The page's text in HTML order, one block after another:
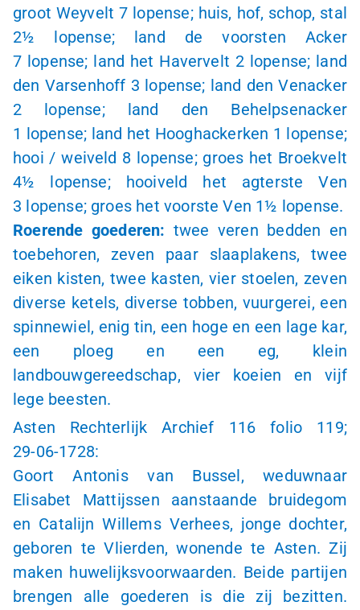
groot Weyvelt7 lopense; huis, hof, schop, stal
2½ lopense; land de voorsten Acker
7 lopense; land het Havervelt 2 lopense; land
den Varsenhoff 3 lopense; land den Venacker
2 lopense; land den Behelpsenacker
1 lopense; land het Hooghackerken 1 lopense;
hooi / weiveld 8 lopense; groes het Broekvelt
4½ lopense; hooiveld het agterste Ven
3 lopense; groes het voorste Ven 1½ lopense.
Roerende goederen: twee veren bedden en
toebehoren, zeven paar slaaplakens, twee
eiken kisten, twee kasten, vier stoelen, zeven
diverse ketels, diverse tobben, vuurgerei, een
spinnewiel, enig tin, een hoge en een lage kar,
een ploeg en een eg, klein
landbouwgereedschap, vier koeien en vijf
lege beesten.
Asten Rechterlijk Archief 116 folio 119;
29-06-1728:
Goort Antonis van Bussel, weduwnaar
Elisabet Mattijssen aanstaande bruidegom
en Catalijn Willems Verhees, jonge dochter,
geboren te Vlierden, wonende te Asten. Zij
maken huwelijksvoorwaarden. Beide partijen
brengen alle goederen is die zij bezitten.